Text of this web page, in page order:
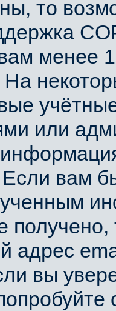
то
менее
На
или
Если вам
получено,
адрес
вы